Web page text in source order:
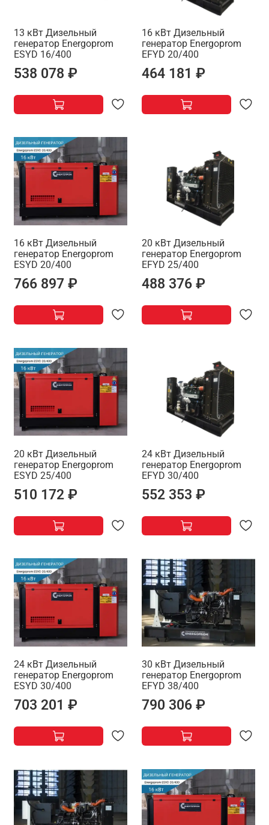
13 кВт Дизельный
генератор Energoprom
ESYD 16/400
538 078 ₽
16 кВт Дизельный
генератор Energoprom
EFYD 20/400
464 181 ₽
16 кВт Дизельный
генератор Energoprom
ESYD 20/400
766 897 ₽
20 кВт Дизельный
генератор Energoprom
EFYD 25/400
488 376 ₽
20 кВт Дизельный
генератор Energoprom
ESYD 25/400
510 172 ₽
24 кВт Дизельный
генератор Energoprom
EFYD 30/400
552 353 ₽
24 кВт Дизельный
генератор Energoprom
ESYD 30/400
703 201 ₽
30 кВт Дизельный
генератор Energoprom
EFYD 38/400
790 306 ₽